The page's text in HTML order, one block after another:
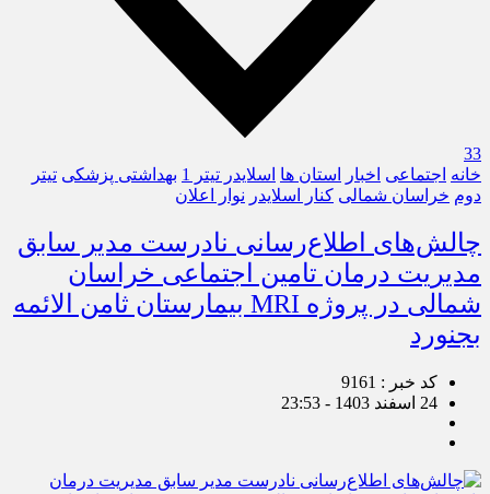
33
خانه اجتماعی اخبار استان ها اسلایدر تیتر 1 بهداشتی پزشکی تیتر
دوم خراسان شمالی کنار اسلایدر نوار اعلان
چالش‌های اطلاع‌رسانی نادرست مدیر سابق
مدیریت درمان تامین اجتماعی خراسان
شمالی در پروژه MRI بیمارستان ثامن الائمه
بجنورد
کد خبر : 9161
24 اسفند 1403 - 23:53